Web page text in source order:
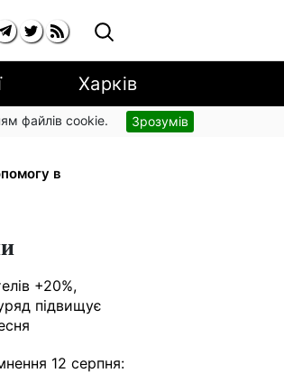
Харків
файлів cookie. Зрозумів
звільняються
в
+20%,
підвищує
12 серпня: